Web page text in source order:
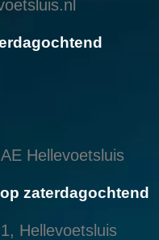
Hellevoetsluis
zaterdagochtend
Hellevoetsluis